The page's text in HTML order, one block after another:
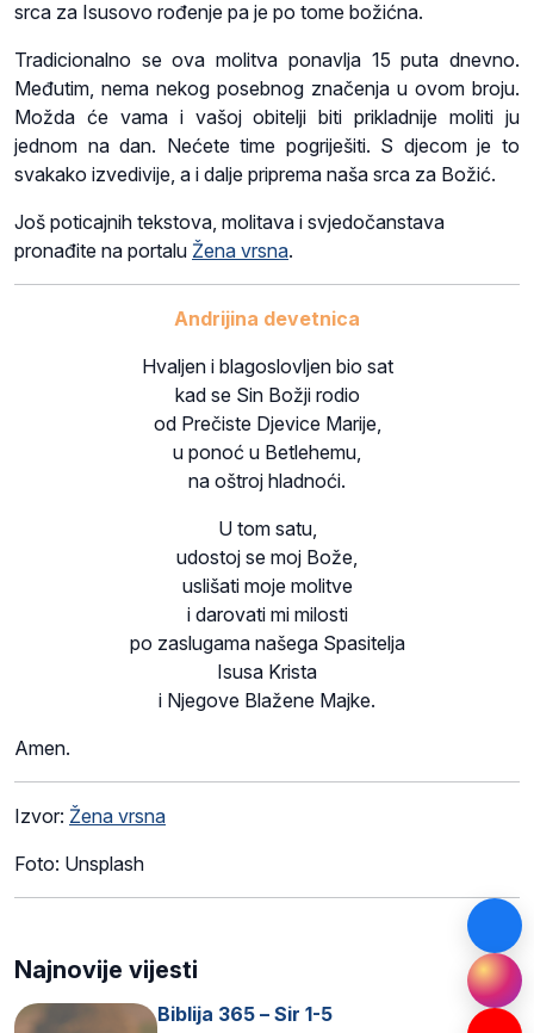
srca za Isusovo rođenje pa je po tome božićna.
Tradicionalno se ova molitva ponavlja 15 puta dnevno.
Međutim, nema nekog posebnog značenja u ovom broju.
Možda će vama i vašoj obitelji biti prikladnije moliti ju
jednom na dan. Nećete time pogriješiti. S djecom je to
svakako izvedivije, a i dalje priprema naša srca za Božić.
Još poticajnih tekstova, molitava i svjedočanstava
pronađite na portalu Žena vrsna.
Andrijina devetnica
Hvaljen i blagoslovljen bio sat
kad se Sin Božji rodio
od Prečiste Djevice Marije,
u ponoć u Betlehemu,
na oštroj hladnoći.
U tom satu,
udostoj se moj Bože,
uslišati moje molitve
i darovati mi milosti
po zaslugama našega Spasitelja
Isusa Krista
i Njegove Blažene Majke.
Amen.
Izvor: Žena vrsna
Foto: Unsplash
Najnovije vijesti
Biblija 365 – Sir 1-5